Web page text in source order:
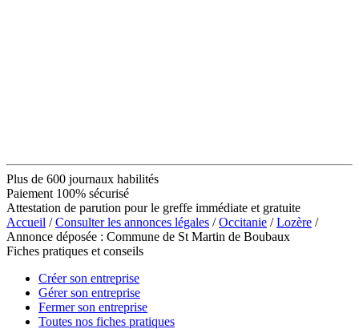
Plus de 600 journaux habilités
Paiement 100% sécurisé
Attestation de parution pour le greffe immédiate et gratuite
Accueil /Consulter les annonces légales /Occitanie /Lozère /
Annonce déposée : Commune de St Martin de Boubaux
Fiches pratiques et conseils
Créer son entreprise
Gérer son entreprise
Fermer son entreprise
Toutes nos fiches pratiques